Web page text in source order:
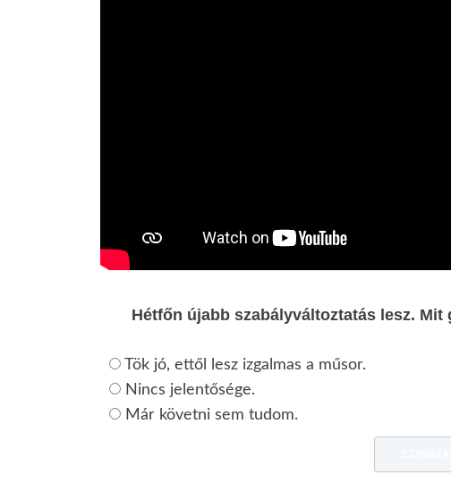
Hétfőn újabb szabályváltoztatás lesz.
Tök jó, ettől lesz izgalmas a műsor.
Nincs jelentősége.
Már követni sem tudom.